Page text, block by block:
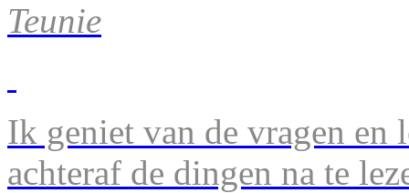
Teunie
Ik geniet van de vragen en
achteraf de dingen na te